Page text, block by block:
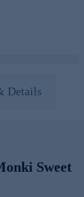
Details
Sweet